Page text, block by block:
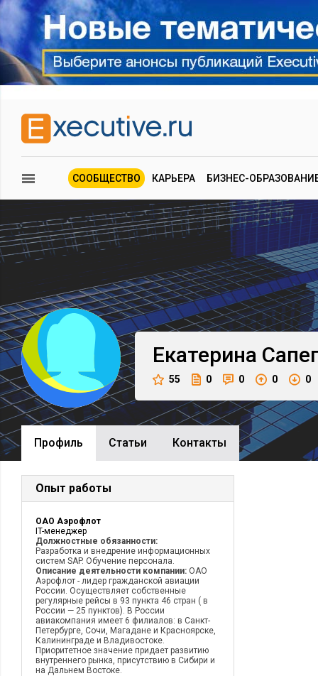
СООБЩЕСТВО КАРЬЕРА БИЗНЕС-
Екатерина
55 0 0 0 0
Профиль Cтатьи Контакты
Опыт работы
ОАО Аэрофлот
IT-менеджер
Должностные обязанности:
Разработка и внедрение информационных
систем SAP. Обучение персонала.
Описание деятельности компании: ОАО
Аэрофлот - лидер гражданской авиации
России. Осуществляет собственные
регулярные рейсы в 93 пункта 46 стран ( в
России — 25 пунктов). В России
авиакомпания имеет 6 филиалов: в Санкт-
Петербурге, Сочи, Магадане и Красноярске,
Калининграде и Владивостоке.
Приоритетное значение придает развитию
внутреннего рынка, присутствию в Сибири и
на Дальнем Востоке.